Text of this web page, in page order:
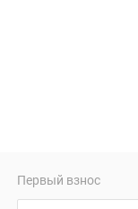
Первый взнос